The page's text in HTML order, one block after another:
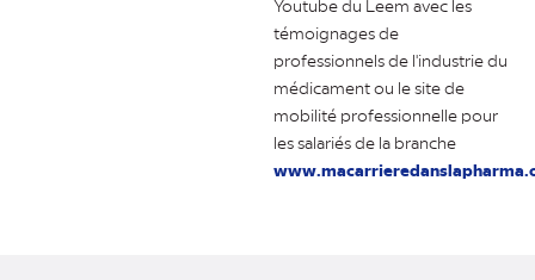
Youtube du Leem avec les
témoignages de
professionnels de l'industrie du
médicament ou le site de
mobilité professionnelle pour
les salariés de la branche